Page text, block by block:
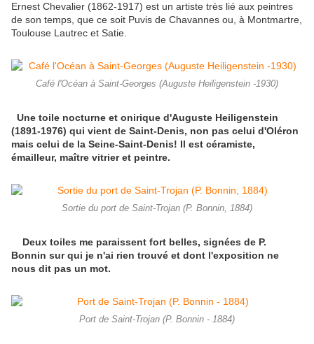
Ernest Chevalier (1862-1917) est un artiste très lié aux peintres
de son temps, que ce soit Puvis de Chavannes ou, à Montmartre,
Toulouse Lautrec et Satie.
Café l'Océan à Saint-Georges (Auguste Heiligenstein -1930)
Une toile nocturne et onirique d'Auguste Heiligenstein
(1891-1976) qui vient de Saint-Denis, non pas celui d'Oléron
mais celui de la Seine-Saint-Denis! Il est céramiste,
émailleur, maître vitrier et peintre.
Sortie du port de Saint-Trojan (P. Bonnin, 1884)
Deux toiles me paraissent fort belles, signées de P.
Bonnin sur qui je n'ai rien trouvé et dont l'exposition ne
nous dit pas un mot.
Port de Saint-Trojan (P. Bonnin - 1884)